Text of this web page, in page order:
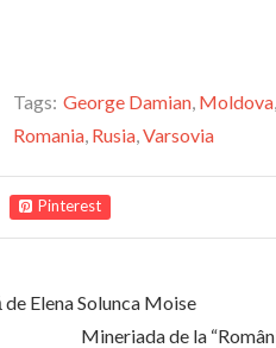
Tags: George Damian, Moldova,
Romania, Rusia,Varsovia
Pinterest
Elena Solunca Moise
Mineriada de la